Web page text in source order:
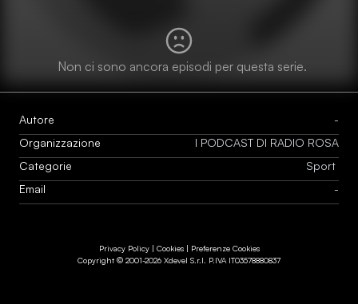
Non ci sono ancora episodi per questa serie.
Autore
-
Organizzazione
I PODCAST DI RADIO ROSA
Categorie
Sport
Email
-
Privacy Policy| Cookies| Preferenze Cookies
Copyright © 2001-2026 Xdevel S.r.l. P.IVA IT03578880837